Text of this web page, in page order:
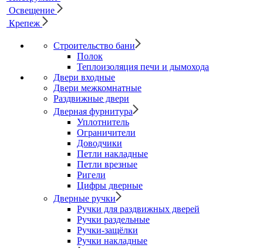
Освещение
Крепеж
Строительство бани
Полок
Теплоизоляция печи и дымохода
Двери входные
Двери межкомнатные
Раздвижные двери
Дверная фурнитура
Уплотнитель
Ограничители
Доводчики
Петли накладные
Петли врезные
Ригели
Цифры дверные
Дверные ручки
Ручки для раздвижных дверей
Ручки раздельные
Ручки-защёлки
Ручки накладные